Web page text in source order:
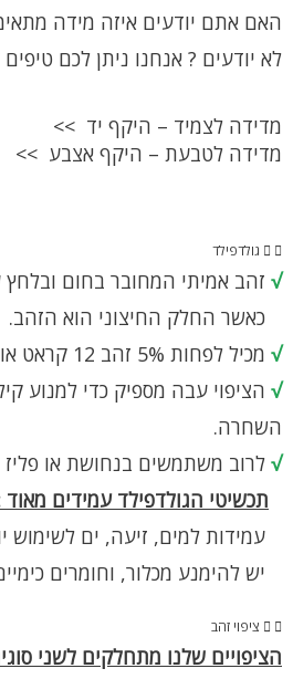
האם אתם יודעים איזה מידה
לא יודעים ? אנחנו ניתן לכם
מדידה לצמיד – היקף יד >>
מדידה לטבעת – היקף אצבע >>
גולדפילד
√ זהב אמיתי המחובר בחום
כאשר החלק החיצוני הוא הזהב.
√ מכיל לפחות 5% זהב 12 קראט או 10% זהב 10 קראט.
√ הציפוי עבה מספיק כדי למנוע
השחרה.
√ לרוב משתמשים בנחושת או
תכשיטי הגולדפילד עמידים מאוד
עמידות למים, זיעה, ים לשימוש
יש להימנע מכלור, וחומרים
ציפוי זהב
הציפויים שלנו מתחלקים לשני